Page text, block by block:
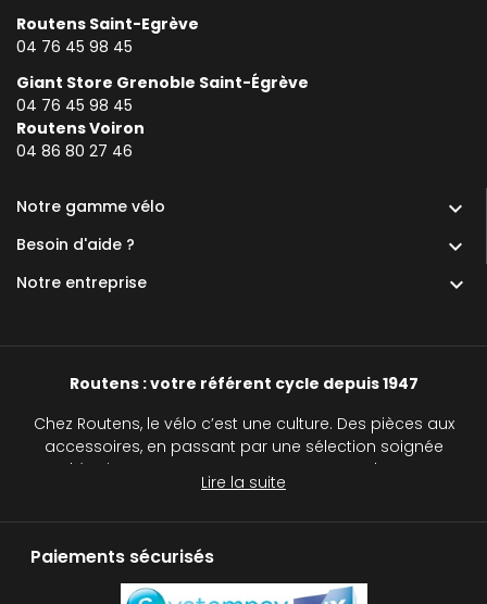
Routens Saint-Egrève
04 76 45 98 45
Giant Store Grenoble Saint-Égrève
04 76 45 98 45
Routens Voiron
04 86 80 27 46
Notre gamme vélo 
Besoin d'aide ? 
Notre entreprise 
Routens : votre référent cycle depuis 1947
Chez Routens, le vélo c’est une culture. Des pièces aux
accessoires, en passant par une sélection soignée
d’équipements, nous accompagnons chaque
cycliste, du passionné au curieux, sur tous les
Routens, c’est plus qu’un simple magasin de vélos :
c’est une véritable institution pour tous les passionnés
Lire la suite
Paiements sécurisés